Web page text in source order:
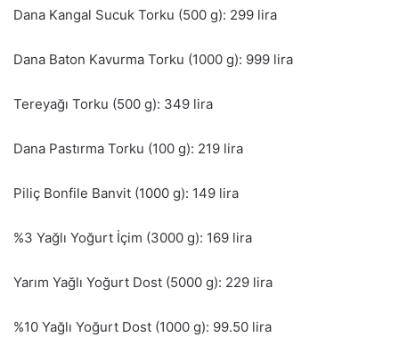
Dana Kangal Sucuk Torku (500 g): 299 lira
Dana Baton Kavurma Torku (1000 g): 999 lira
Tereyağı Torku (500 g): 349 lira
Dana Pastırma Torku (100 g): 219 lira
Piliç Bonfile Banvit (1000 g): 149 lira
%3 Yağlı Yoğurt İçim (3000 g): 169 lira
Yarım Yağlı Yoğurt Dost (5000 g): 229 lira
%10 Yağlı Yoğurt Dost (1000 g): 99.50 lira